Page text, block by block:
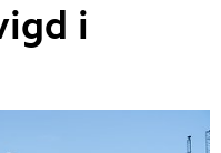
i